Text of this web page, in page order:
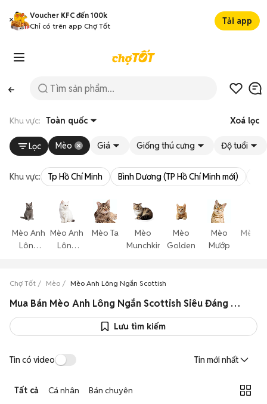
Voucher KFC đến 100k
Chỉ có trên app Chợ Tốt
Tải app
Khu vực: Toàn quốc Xoá lọc
Lọc Mèo Giá Giống thú cưng Độ tuổi
Khu vực: Tp Hồ Chí Minh Bình Dương (TP Hồ Chí Minh mới)
Mèo Anh
Lông
Mèo Anh
Lông
Mèo Ta
Mèo
Munchkin
Mèo
Golden
Mèo
Mướp
Mèo
Chợ Tốt Mèo Mèo Anh Lông Ngắn Scottish
Mua Bán Mèo Anh Lông Ngắn Scottish Siêu Đáng Yêu Giá Rẻ
Lưu tìm kiếm
Tin có video Tin mới nhất
Tất cả Cá nhân Bán chuyên